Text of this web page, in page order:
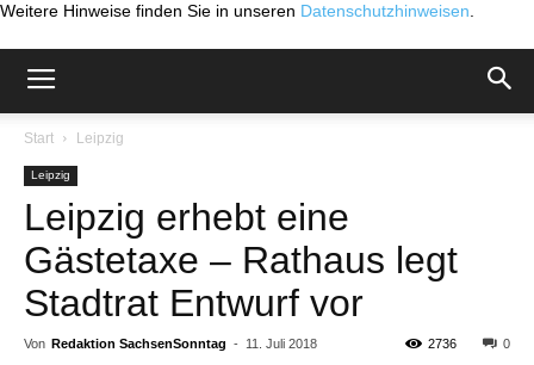
Weitere Hinweise finden Sie in unseren Datenschutzhinweisen
Start Leipzig
Leipzig
Leipzig erhebt eine
Gästetaxe – Rathaus legt
Stadtrat Entwurf vor
Von Redaktion SachsenSonntag - 11. Juli 2018 0
2736